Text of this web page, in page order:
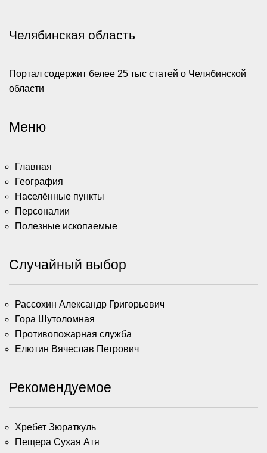
Челябинская область
Портал содержит белее 25 тыс статей о Челябинской
области
Меню
Главная
География
Населённые пункты
Персоналии
Полезные ископаемые
Случайный выбор
Рассохин Александр Григорьевич
Гора Шутоломная
Противопожарная служба
Елютин Вячеслав Петрович
Рекомендуемое
Хребет Зюраткуль
Пещера Сухая Атя